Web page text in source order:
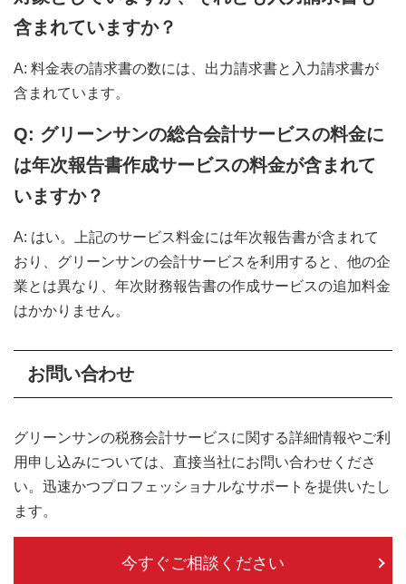
含まれていますか？
A: 料金表の請求書の数には、出力請求書と入力請求書が
含まれています。
Q: グリーンサンの総合会計サービスの料金に
は年次報告書作成サービスの料金が含まれて
いますか？
A: はい。上記のサービス料金には年次報告書が含まれて
おり、グリーンサンの会計サービスを利用すると、他の企
業とは異なり、年次財務報告書の作成サービスの追加料金
はかかりません。
お問い合わせ
グリーンサンの税務会計サービスに関する詳細情報やご利
用申し込みについては、直接当社にお問い合わせくださ
い。迅速かつプロフェッショナルなサポートを提供いたし
ます。
今すぐご相談ください